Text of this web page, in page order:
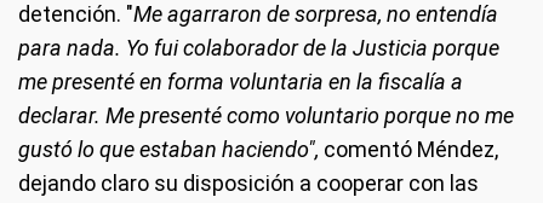
detención. "Me agarraron de sorpresa, no entendía
para nada. Yo fui colaborador de la Justicia porque
me presenté en forma voluntaria en la fiscalía a
declarar. Me presenté como voluntario porque no me
gustó lo que estaban haciendo", comentó Méndez,
dejando claro su disposición a cooperar con las